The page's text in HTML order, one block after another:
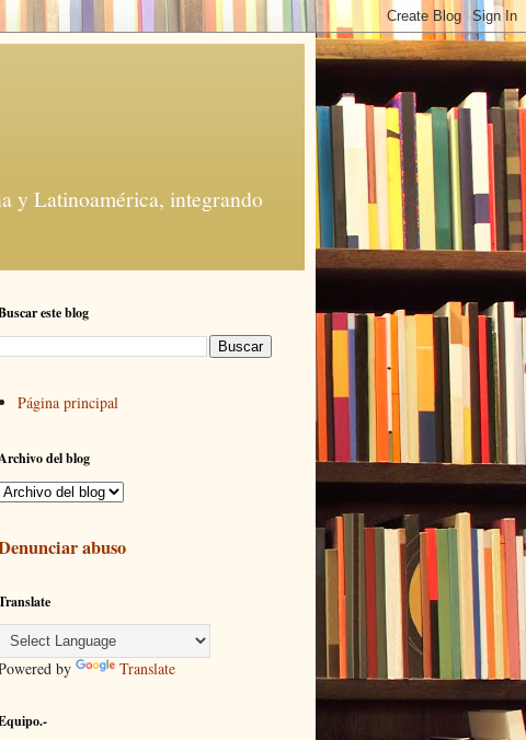
y Latinoamérica, integrando
este blog
Página principal
del blog
abuso
by Translate